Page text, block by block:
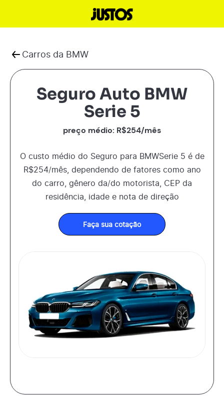
Carros da BMW
Seguro Auto BMW
Serie 5
preço médio: R$254/mês
O custo médio do Seguro para BMWSerie 5 é de
R$254/mês, dependendo de fatores como ano
do carro, gênero da/do motorista, CEP da
residência, idade e nota de direção
Faça sua cotação